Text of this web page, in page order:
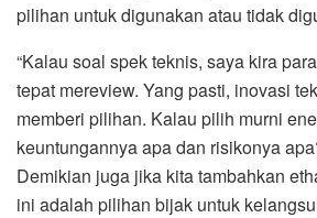
pilihan untuk digunakan atau tidak
“Kalau soal spek teknis, saya kira
tepat mereview. Yang pasti, inovasi
memberi pilihan. Kalau pilih murni
keuntungannya apa dan risikonya
Demikian juga jika kita tambahkan
ini adalah pilihan bijak untuk